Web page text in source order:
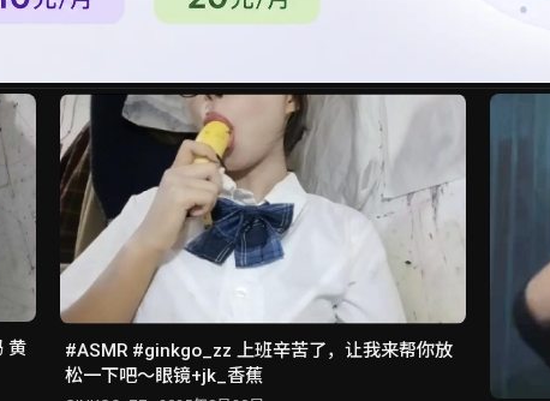
#ASMR #ginkgo_zz 上班辛苦了，让我来帮你放
松一下吧～眼镜+jk_香蕉